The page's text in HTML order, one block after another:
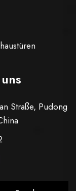
Straße, Pudong